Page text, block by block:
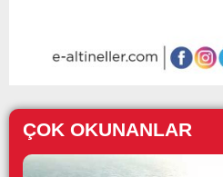
ÇOK OKUNANLAR